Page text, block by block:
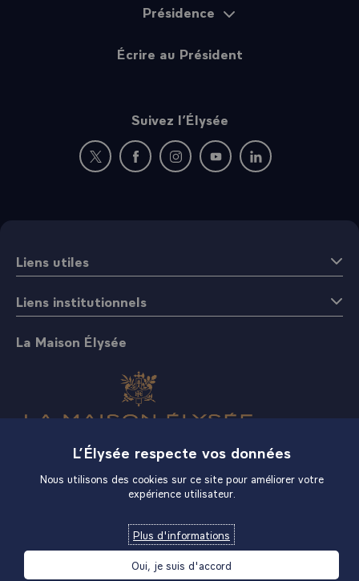
Présidence
Écrire au Président
Suivez l’Élysée
Nouvelle fenêtre : rejoignez-nous sur Twitter
Nouvelle fenêtre : rejoignez-nous sur
Nouvelle fenêtre : rejoignez-nous
Nouvelle fenêtre :
Nouvelle fenêtre :
Liens utiles
Liens institutionnels
La Maison Élysée
BoutiqueL’Élysée respecte vos données
Nous utilisons des cookies sur ce site pour améliorer votre
expérience utilisateur.
Plus d'informations
Oui, je suis d'accord